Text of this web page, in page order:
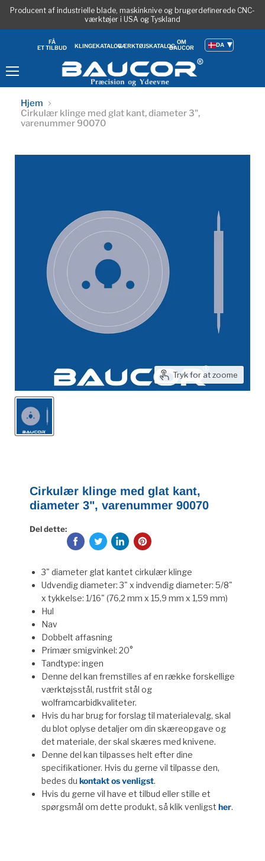
Producent af industrielle blade, maskinknive og brugerdefinerede CNC-
værktøjer i USA og Tyskland
FÅ
ET TILBUD
KLINGEKATALOGVÆRKTØJSKATALOG
OM
BAUCOR
DA
Hjem
Cirkulær klinge med glat kant, diameter 3",
varenummer 90070
Tryk for at zoome
Cirkulær klinge med glat kant,
diameter 3", varenummer 90070
Del dette:
3" diameter glat kantet cirkulær klinge
Udvendig diameter: 3" x indvendig diameter: 5/8"
x tykkelse: 1/16" (76,2 mm x 15,9 mm x 1,59 mm)
Hul
Nav
Dobbelt affasning
Primær smigvinkel: 20°
Tandtype: ingen
Denne del kan fremstilles af en række forskellige
værktøjsstål, rustfrit stål og
wolframcarbidkvaliteter.
Hvis du har brug for forslag til materialevalg, skal
du blot oplyse detaljer om din skæreopgave og
det materiale, der skal skæres med knivene.
Denne del kan tilpasses helt efter dine
specifikationer. Hvis du gerne vil tilpasse den,
bedes du kontakt os venligst.
Hvis du gerne vil have et tilbud eller stille et
spørgsmål om dette produkt, så klik venligst her.